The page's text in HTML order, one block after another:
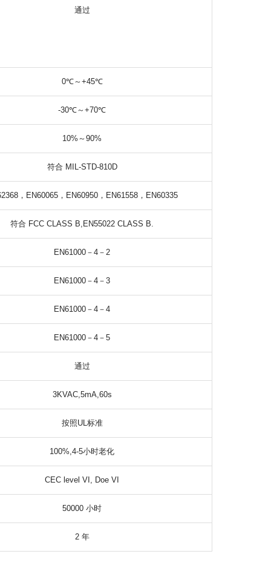
通过
0℃～+45℃
-30℃～+70℃
10%～90%
符合 MIL-STD-810D
，EN60065，EN60950，EN61558，EN60335
符合 FCC CLASS B,EN55022 CLASS B.
EN61000－4－2
EN61000－4－3
EN61000－4－4
EN61000－4－5
通过
3KVAC,5mA,60s
按照UL标准
100%,4-5小时老化
CEC level VI, Doe VI
50000 小时
2 年